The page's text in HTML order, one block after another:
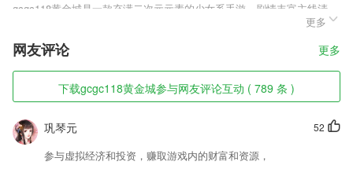
gcgc118黄金城是一款充满二次元元素的少女系手游，剧情丰富主线清
晰，能够给玩家以超强的代入感，众多的萌妹将伴你左右，在这里，动漫
主角皆为萌萌哒的美少女战士，召唤多采多姿的少女们向暗影军团出击，
每个少女都有自己独特的技能，组建强力战队，游戏中拥有非常精彩的故
事情节，超高清的画面带来超强的带入感，里面拥有非常多且不同风格的
美少女等你来召唤，凭借自己的魅力组建属于自己的超强战队，率领她们
展开一场又一场精彩刺激的对决，喜欢的玩家赶紧来下载体验吧!
gcgc118黄金城软件特色
1,国内知名儿童故事亲子音频品牌；
更多
网友评论 更多
下载gcgc118黄金城参与网友评论互动 ( 789 条 )
52
巩琴元
参与虚拟经济和投资，赚取游戏内的财富和资源，